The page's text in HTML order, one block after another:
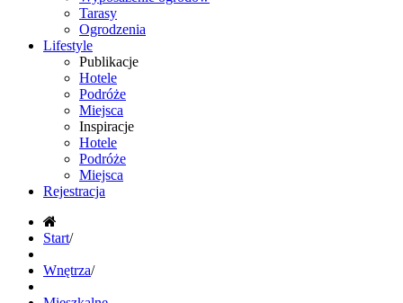
Tarasy
Ogrodzenia
Lifestyle
Publikacje
Hotele
Podróże
Miejsca
Inspiracje
Hotele
Podróże
Miejsca
Rejestracja
Start/
Wnętrza/